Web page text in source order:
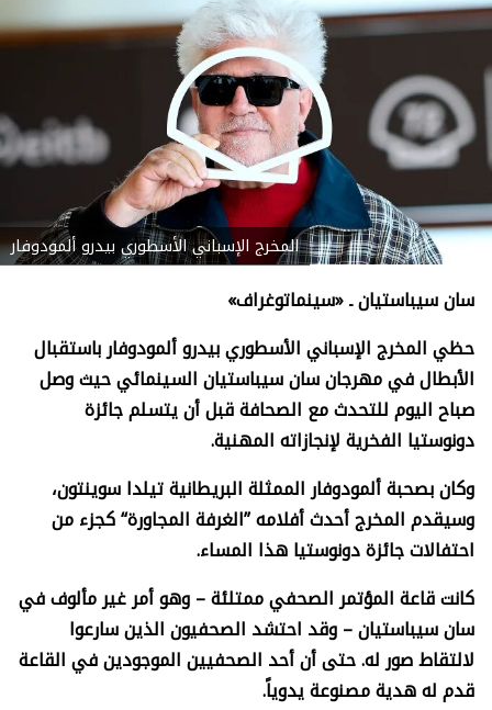
المخرج الإسباني الأسطوري بيدرو ألمودوفار
سان سيباستيان ـ «سينماتوغراف»
حظي المخرج الإسباني الأسطوري بيدرو ألمودوفار باستقبال
الأبطال في مهرجان سان سيباستيان السينمائي حيث وصل
صباح اليوم للتحدث مع الصحافة قبل أن يتسلم جائزة
دونوستيا الفخرية لإنجازاته المهنية.
وكان بصحبة ألمودوفار الممثلة البريطانية تيلدا سوينتون،
وسيقدم المخرج أحدث أفلامه ”الغرفة المجاورة“ كجزء من
احتفالات جائزة دونوستيا هذا المساء.
كانت قاعة المؤتمر الصحفي ممتلئة – وهو أمر غير مألوف في
سان سيباستيان – وقد احتشد الصحفيون الذين سارعوا
لالتقاط صور له. حتى أن أحد الصحفيين الموجودين في القاعة
قدم له هدية مصنوعة يدوياً.